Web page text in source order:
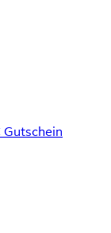
Gutschein